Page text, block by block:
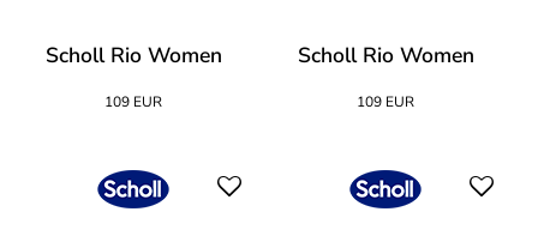
Scholl Rio Women
109 EUR
Scholl Rio Women
109 EUR